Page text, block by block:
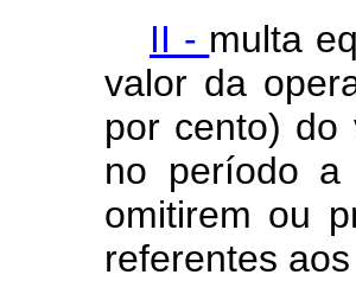
II - multa
valor da
por cento) do
no período
omitirem ou
referentes